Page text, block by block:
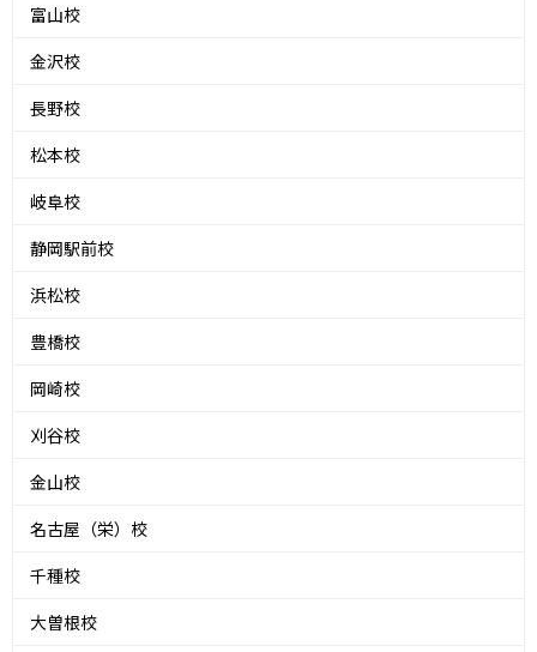
富山校
金沢校
長野校
松本校
岐阜校
静岡駅前校
浜松校
豊橋校
岡崎校
刈谷校
金山校
名古屋（栄）校
千種校
大曽根校